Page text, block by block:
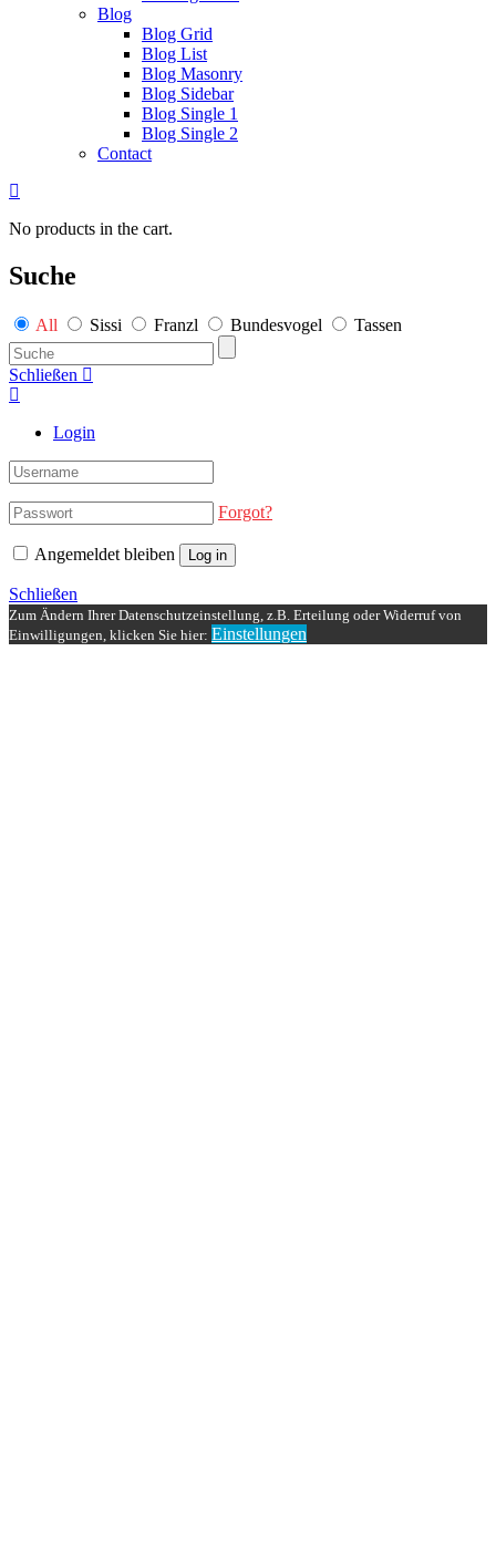
Blog
Blog Grid
Blog List
Blog Masonry
Blog Sidebar
Blog Single 1
Blog Single 2
Contact
No products in the cart.
Suche
All Sissi Franzl Bundesvogel Tassen
Schließen
Login
Forgot?
Angemeldet bleiben Log in
Schließen
Zum Ändern Ihrer Datenschutzeinstellung, z.B. Erteilung oder Widerruf von
Einwilligungen, klicken Sie hier: Einstellungen